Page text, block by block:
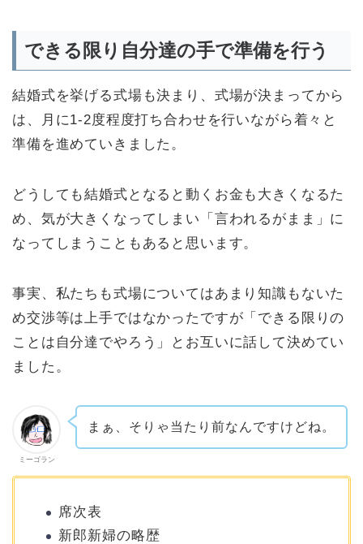
できる限り自分達の手で準備を行う
結婚式を挙げる式場も決まり、式場が決まってから
は、月に1-2度程度打ち合わせを行いながら着々と
準備を進めていきました。
どうしても結婚式となると動くお金も大きくなるた
め、気が大きくなってしまい「言われるがまま」に
なってしまうこともあると思います。
事実、私たちも式場についてはあまり知識もないた
め交渉等は上手ではなかったですが「できる限りの
ことは自分達でやろう」とお互いに話して決めてい
ました。
ミーゴラン
まぁ、そりゃ当たり前なんですけどね。
席次表
新郎新婦の略歴